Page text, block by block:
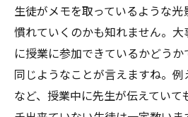
生徒がメモを取っているような
慣れていくのかも知れません。
に授業に参加できているかどう
同じようなことが言えますね。
など、授業中に先生が伝えていて